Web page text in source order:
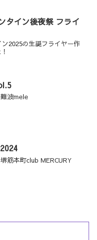
タイン後夜祭 フライ
2025の生誕フライヤー作
波mele
筋本町club MERCURY